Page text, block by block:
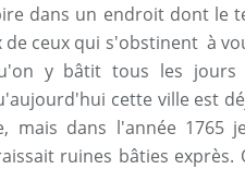
dans un endroit dont le
de ceux qui s'obstinent à
y bâtit tous les
cette ville est
mais dans l'année 1765
ruines bâties exprès.